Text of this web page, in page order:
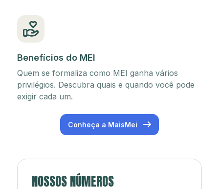
Benefícios do MEI
Quem se formaliza como MEI ganha vários
privilégios. Descubra quais e quando você pode
exigir cada um.
Conheça a MaisMei
NOSSOS NÚMEROS